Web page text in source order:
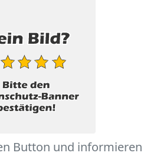
Button und informieren